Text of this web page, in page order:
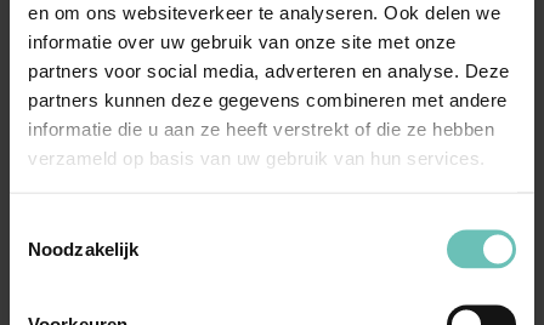
en om ons websiteverkeer te analyseren. Ook delen we
informatie over uw gebruik van onze site met onze
partners voor social media, adverteren en analyse. Deze
partners kunnen deze gegevens combineren met andere
informatie die u aan ze heeft verstrekt of die ze hebben
verzameld op basis van uw gebruik van hun services.
Noodzakelijk
10 JULI 2020
Uitspraak Hoge Raad: Procesrecht
(ECLI:NL:HR:2020:1251, 10 juli 2020, 19-
Exhibitievordering in niet-IE-zaak (art. 843a Rv).